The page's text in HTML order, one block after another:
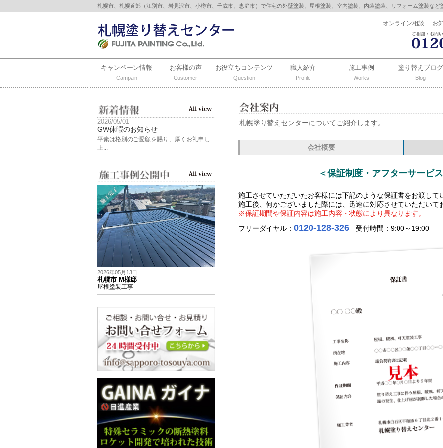
札幌市、札幌近郊（江別市、岩見沢市、小樽市、千歳市、恵庭市）で住宅の外壁塗装、屋根塗装、室内塗装、内装塗装、リフォーム塗装な
お
オンライン相談
塗り替えブログ
Blog
施工事例
Works
職人紹介
Profile
お役立ちコンテンツ
Question
お客様の声
Customer
キャンペーン情報
Campain
札幌塗り替えセンターについてご紹介します。
会社概要
＜保証制度・アフターサービ
施工させていただいたお客様には下記のような保証書をお渡して
施工後、何かございました際には、迅速に対応させていただいて
※保証期間や保証内容は施工内容・状態により異なります。
フリーダイヤル： 0120-128-326 受付時間：9:00～19:00
2026/05/01
GW休暇のお知らせ
平素は格別のご愛顧を賜り、厚くお礼申し
上...
2026年05月13日
札幌市 M様邸
屋根塗装工事